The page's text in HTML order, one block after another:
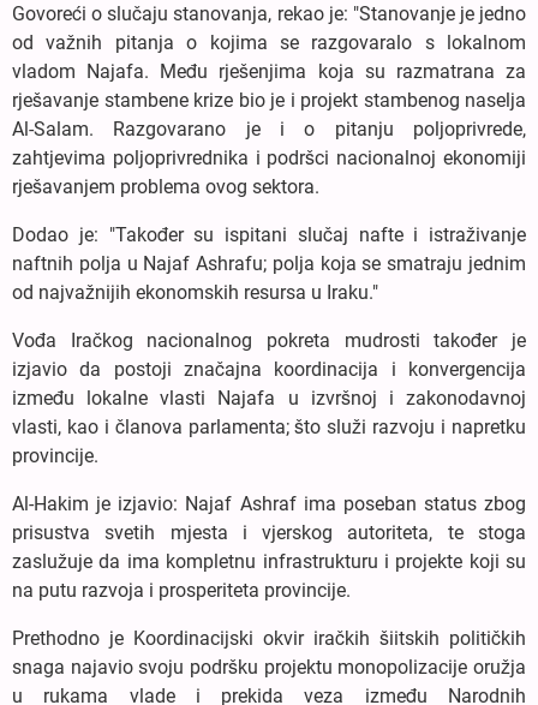
Govoreći o slučaju stanovanja, rekao je: "Stanovanje je jedno
od važnih pitanja o kojima se razgovaralo s lokalnom
vladom Najafa. Među rješenjima koja su razmatrana za
rješavanje stambene krize bio je i projekt stambenog naselja
Al-Salam. Razgovarano je i o pitanju poljoprivrede,
zahtjevima poljoprivrednika i podršci nacionalnoj ekonomiji
rješavanjem problema ovog sektora.
Dodao je: "Također su ispitani slučaj nafte i istraživanje
naftnih polja u Najaf Ashrafu; polja koja se smatraju jednim
od najvažnijih ekonomskih resursa u Iraku."
Vođa Iračkog nacionalnog pokreta mudrosti također je
izjavio da postoji značajna koordinacija i konvergencija
između lokalne vlasti Najafa u izvršnoj i zakonodavnoj
vlasti, kao i članova parlamenta; što služi razvoju i napretku
provincije.
Al-Hakim je izjavio: Najaf Ashraf ima poseban status zbog
prisustva svetih mjesta i vjerskog autoriteta, te stoga
zaslužuje da ima kompletnu infrastrukturu i projekte koji su
na putu razvoja i prosperiteta provincije.
Prethodno je Koordinacijski okvir iračkih šiitskih političkih
snaga najavio svoju podršku projektu monopolizacije oružja
u rukama vlade i prekida veza između Narodnih